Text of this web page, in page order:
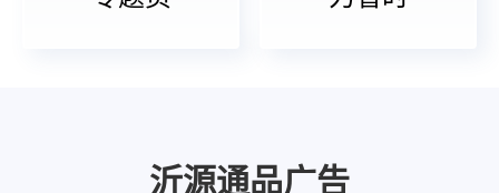
沂源通品广告